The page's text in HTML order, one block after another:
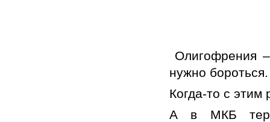
Олигофрения
нужно бороться.
Когда-то с этим
А в МКБ